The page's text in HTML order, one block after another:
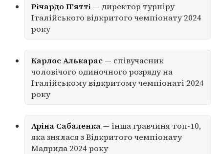
Річардо П'ятті— директор турніру
Італійського відкритого чемпіонату 2024
року
Карлос Алькарас— співучасник
чоловічого одиночного розряду на
Італійському відкритому чемпіонаті 2024
року
Аріна Сабаленка— інша гравчиня топ-10,
яка знялася з Відкритого чемпіонату
Мадрида 2024 року